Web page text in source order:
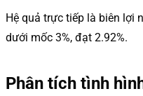
Hệ quả trực tiếp là biên lợi
dưới mốc 3%, đạt 2.92%.
Phân tích tình